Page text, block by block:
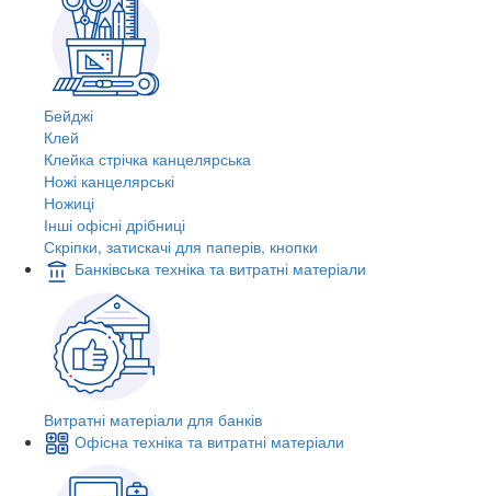
Бейджі
Клей
Клейка стрічка канцелярська
Ножі канцелярські
Ножиці
Інші офісні дрібниці
Скріпки, затискачі для паперів, кнопки
Банківська техніка та витратні матеріали
Витратні матеріали для банків
Офісна техніка та витратні матеріали